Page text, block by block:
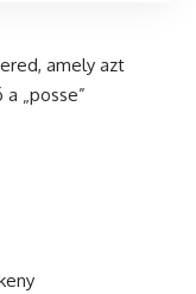
amely azt
„posse”